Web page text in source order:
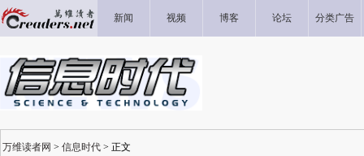
新闻 视频 博客 论坛 分类广告
万维读者网 > 信息时代 > 正文